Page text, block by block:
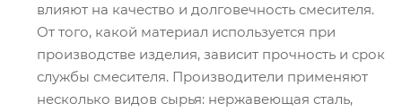
влияют на качество и долговечность смесителя.
От того, какой материал используется при
производстве изделия, зависит прочность и срок
службы смесителя. Производители применяют
несколько видов сырья: нержавеющая сталь,